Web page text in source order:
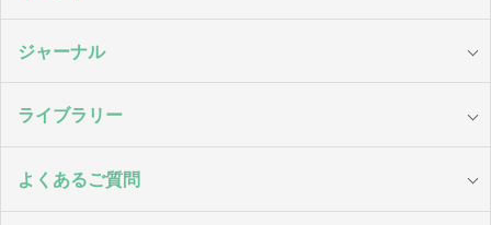
ジャーナル
ライブラリー
よくあるご質問